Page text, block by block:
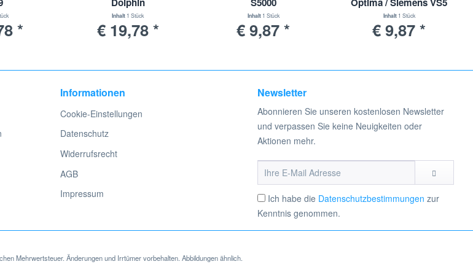
*
Inhalt 1 Stück
€ 19,78 *
Inhalt 1 Stück
€ 9,87 *
und VS9
Inhalt 1 Stück
€ 9,87 *
Informationen
Cookie-Einstellungen
Datenschutz
Widerrufsrecht
AGB
Impressum
Newsletter
Abonnieren Sie unseren kostenlosen Newsletter
und verpassen Sie keine Neuigkeiten oder
Aktionen mehr.
Ich habe die Datenschutzbestimmungen zur
Kenntnis genommen.
Mehrwertsteuer. Änderungen und Irrtümer vorbehalten. Abbildungen ähnlich.